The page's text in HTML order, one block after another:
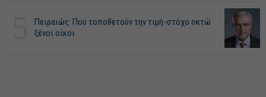
Πειραιώς: Πού τοποθετούν την τιμή-στόχο οκτώ
ξένοι οίκοι